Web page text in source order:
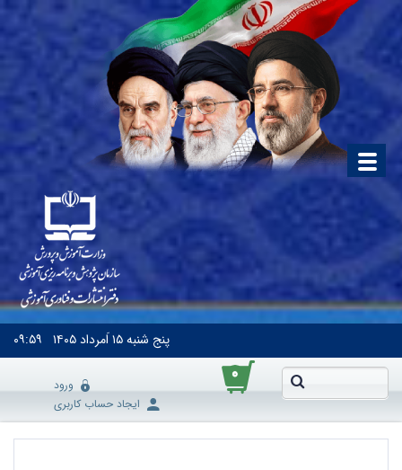
پنج شنبه۱۵ اَمرداد ۱۴۰۵ ۰۹:۵۹
۰
ورود
ایجاد حساب کاربری